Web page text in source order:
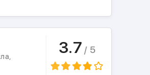
3.7 / 5